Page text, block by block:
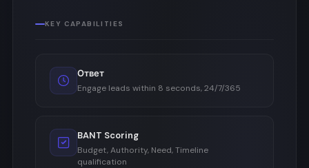
KEY CAPABILITIES
Ответ
Engage leads within 8 seconds, 24/7/365
BANT Scoring
Budget, Authority, Need, Timeline
qualification